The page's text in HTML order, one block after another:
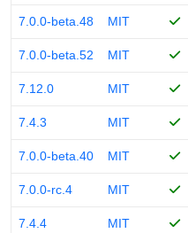
7.0.0-beta.48 MIT
7.0.0-beta.52 MIT
7.12.0 MIT
7.4.3 MIT
7.0.0-beta.40 MIT
7.0.0-rc.4 MIT
7.4.4 MIT